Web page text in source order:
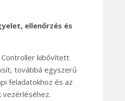
ellenőrzés és
Controller kibővített
továbbá egyszerű
feladatokhoz és az
vezérléséhez.